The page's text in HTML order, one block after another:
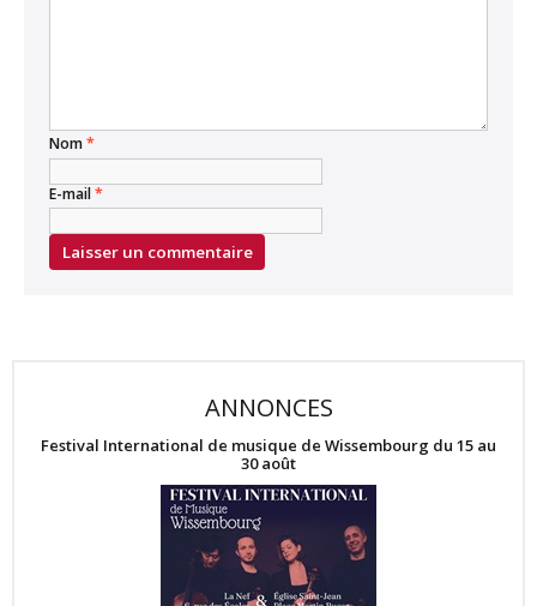
Nom*
E-mail*
ANNONCES
Festival International de musique de Wissembourg du 15 au
30 août